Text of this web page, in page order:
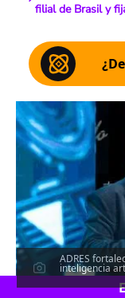
filial de Brasil y
ADRES
inteligencia